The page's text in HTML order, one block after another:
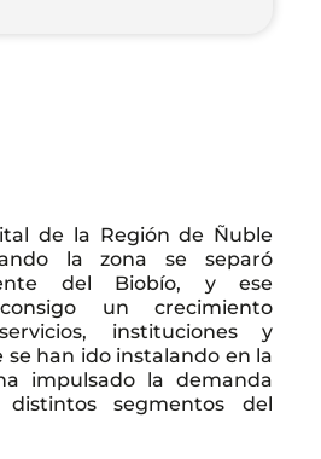
de la Región de Ñuble
la zona se separó
del Biobío, y ese
un crecimiento
instituciones y
se han ido instalando en la
impulsado la demanda
segmentos del